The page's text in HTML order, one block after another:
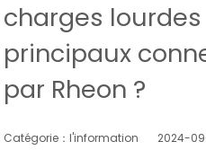
charges
principaux
par Rheon ?
Catégorie：l'information 2024-